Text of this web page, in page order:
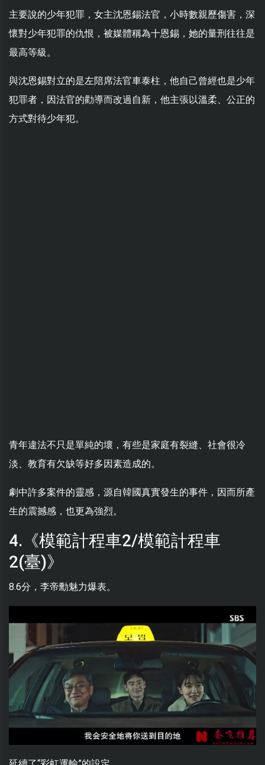
主要說的少年犯罪，女主沈恩錫法官，小時數親歷傷害，深
懷對少年犯罪的仇恨，被媒體稱為十恩錫，她的量刑往往是
最高等級。
與沈恩錫對立的是左陪席法官車泰柱，他自己曾經也是少年
犯罪者，因法官的勸導而改過自新，他主張以溫柔、公正的
方式對待少年犯。
青年違法不只是單純的壞，有些是家庭有裂縫、社會很冷
淡、教育有欠缺等好多因素造成的。
劇中許多案件的靈感，源自韓國真實發生的事件，因而所產
生的震撼感，也更為強烈。
4.《模範計程車2/模範計程車
2(臺)》
8.6分，李帝勳魅力爆表。